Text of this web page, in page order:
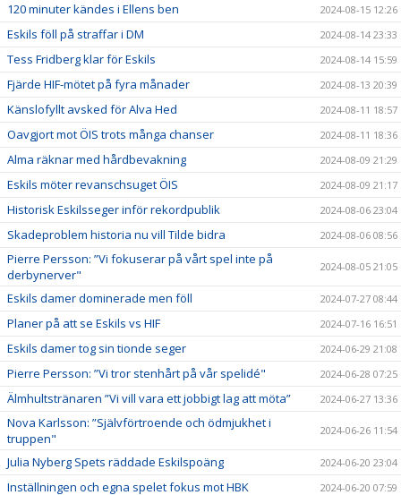
120 minuter kändes i Ellens ben 2024-08-15 12:26
Eskils föll på straffar i DM 2024-08-14 23:33
Tess Fridberg klar för Eskils 2024-08-14 15:59
Fjärde HIF-mötet på fyra månader 2024-08-13 20:39
Känslofyllt avsked för Alva Hed 2024-08-11 18:57
Oavgjort mot ÖIS trots många chanser 2024-08-11 18:36
Alma räknar med hårdbevakning 2024-08-09 21:29
Eskils möter revanschsuget ÖIS 2024-08-09 21:17
Historisk Eskilsseger inför rekordpublik 2024-08-06 23:04
Skadeproblem historia nu vill Tilde bidra 2024-08-06 08:56
Pierre Persson: ”Vi fokuserar på vårt spel inte på
derbynerver"
2024-08-05 21:05
Eskils damer dominerade men föll 2024-07-27 08:44
Planer på att se Eskils vs HIF 2024-07-16 16:51
Eskils damer tog sin tionde seger 2024-06-29 21:08
Pierre Persson: ”Vi tror stenhårt på vår spelidé" 2024-06-28 07:25
Älmhultstränaren ”Vi vill vara ett jobbigt lag att möta” 2024-06-27 13:36
Nova Karlsson: ”Självförtroende och ödmjukhet i
truppen"
2024-06-26 11:54
Julia Nyberg Spets räddade Eskilspoäng 2024-06-20 23:04
Inställningen och egna spelet fokus mot HBK 2024-06-20 07:59